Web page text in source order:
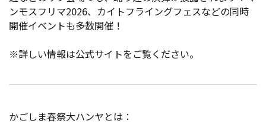
ンモスフリマ2026、カイトフライングフェスなどの同時
開催イベントも多数開催！
※詳しい情報は公式サイトをご覧ください。
かごしま春祭大ハンヤとは：